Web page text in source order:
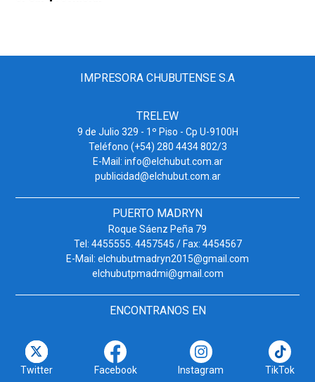
IMPRESORA CHUBUTENSE S.A
TRELEW
9 de Julio 329 - 1º Piso - Cp U-9100H
Teléfono (+54) 280 4434 802/3
E-Mail: info@elchubut.com.ar
publicidad@elchubut.com.ar
PUERTO MADRYN
Roque Sáenz Peña 79
Tel: 4455555. 4457545 / Fax: 4454567
E-Mail: elchubutmadryn2015@gmail.com
elchubutpmadmi@gmail.com
ENCONTRANOS EN
Twitter Facebook Instagram TikTok